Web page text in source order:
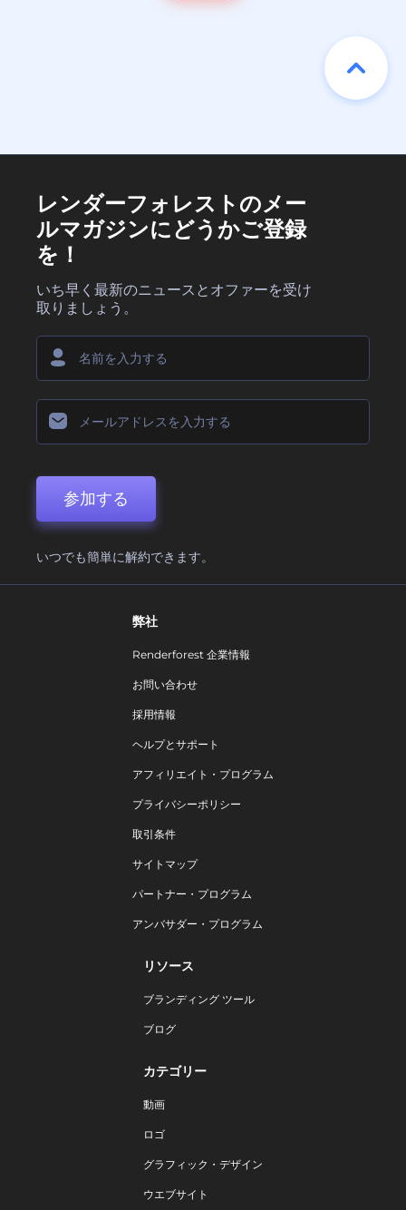
レンダーフォレストのメー
ルマガジンにどうかご登録
を！
いち早く最新のニュースとオファーを受け
取りましょう。
参加する
いつでも簡単に解約できます。
弊社
Renderforest 企業情報
お問い合わせ
採用情報
ヘルプとサポート
アフィリエイト・プログラム
プライバシーポリシー
取引条件
サイトマップ
パートナー・プログラム
アンバサダー・プログラム
リソース
ブランディング ツール
ブログ
カテゴリー
動画
ロゴ
グラフィック・デザイン
ウエブサイト